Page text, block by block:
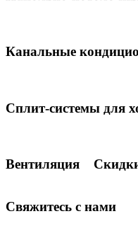
Канальные
Сплит-системы для
Вентиляция
Свяжитесь с нами